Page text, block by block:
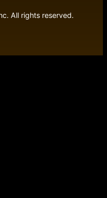
All rights reserved.